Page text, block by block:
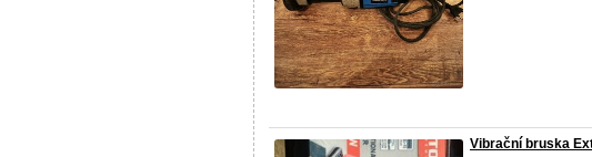
Vibrační bruska